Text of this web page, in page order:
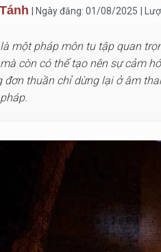
| Ngày đăng: 01/08/2025 |
một pháp môn tu tập quan
còn có thể tạo nên sự cảm
đơn thuần chỉ dừng lại ở âm